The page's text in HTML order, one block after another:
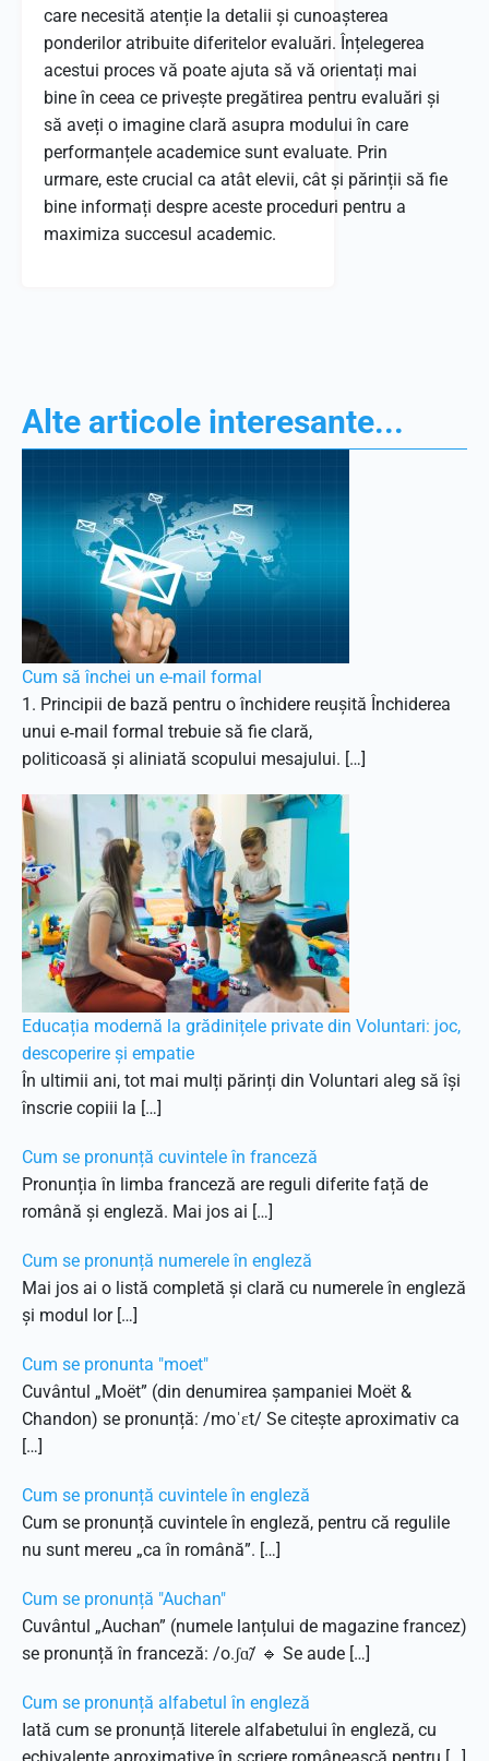
care necesită atenție la detalii și cunoașterea
ponderilor atribuite diferitelor evaluări. Înțelegerea
acestui proces vă poate ajuta să vă orientați mai
bine în ceea ce privește pregătirea pentru evaluări și
să aveți o imagine clară asupra modului în care
performanțele academice sunt evaluate. Prin
urmare, este crucial ca atât elevii, cât și părinții să fie
bine informați despre aceste proceduri pentru a
maximiza succesul academic.
Alte articole interesante...
Cum să închei un e-mail formal
1. Principii de bază pentru o închidere reușită Închiderea
unui e‑mail formal trebuie să fie clară,
politicoasă și aliniată scopului mesajului. […]
Educația modernă la grădinițele private din Voluntari: joc,
descoperire și empatie
În ultimii ani, tot mai mulți părinți din Voluntari aleg să își
înscrie copiii la […]
Cum se pronunță cuvintele în franceză
Pronunția în limba franceză are reguli diferite față de
română și engleză. Mai jos ai […]
Cum se pronunță numerele în engleză
Mai jos ai o listă completă și clară cu numerele în engleză
și modul lor […]
Cum se pronunta "moet"
Cuvântul „Moët” (din denumirea șampaniei Moët &
Chandon) se pronunță: /moˈɛt/ Se citește aproximativ ca
[…]
Cum se pronunță cuvintele în engleză
Cum se pronunță cuvintele în engleză, pentru că regulile
nu sunt mereu „ca în română”. […]
Cum se pronunță "Auchan"
Cuvântul „Auchan” (numele lanțului de magazine francez)
se pronunță în franceză: /o.ʃɑ̃/ 🔹 Se aude […]
Cum se pronunță alfabetul în engleză
Iată cum se pronunță literele alfabetului în engleză, cu